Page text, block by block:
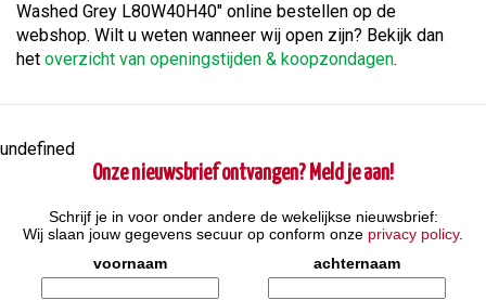
Washed Grey L80W40H40" online bestellen op de
webshop. Wilt u weten wanneer wij open zijn? Bekijk dan
het overzicht van openingstijden & koopzondagen.
undefined
Onze nieuwsbrief ontvangen? Meld je aan!
Schrijf je in voor onder andere de wekelijkse nieuwsbrief:
Wij slaan jouw gegevens secuur op conform onze privacy policy.
voornaam
achternaam